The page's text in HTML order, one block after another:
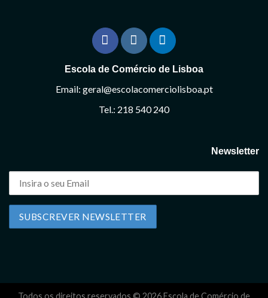
Escola de Comércio de Lisboa
Email: geral@escolacomerciolisboa.pt
Tel.: 218 540 240
Newsletter